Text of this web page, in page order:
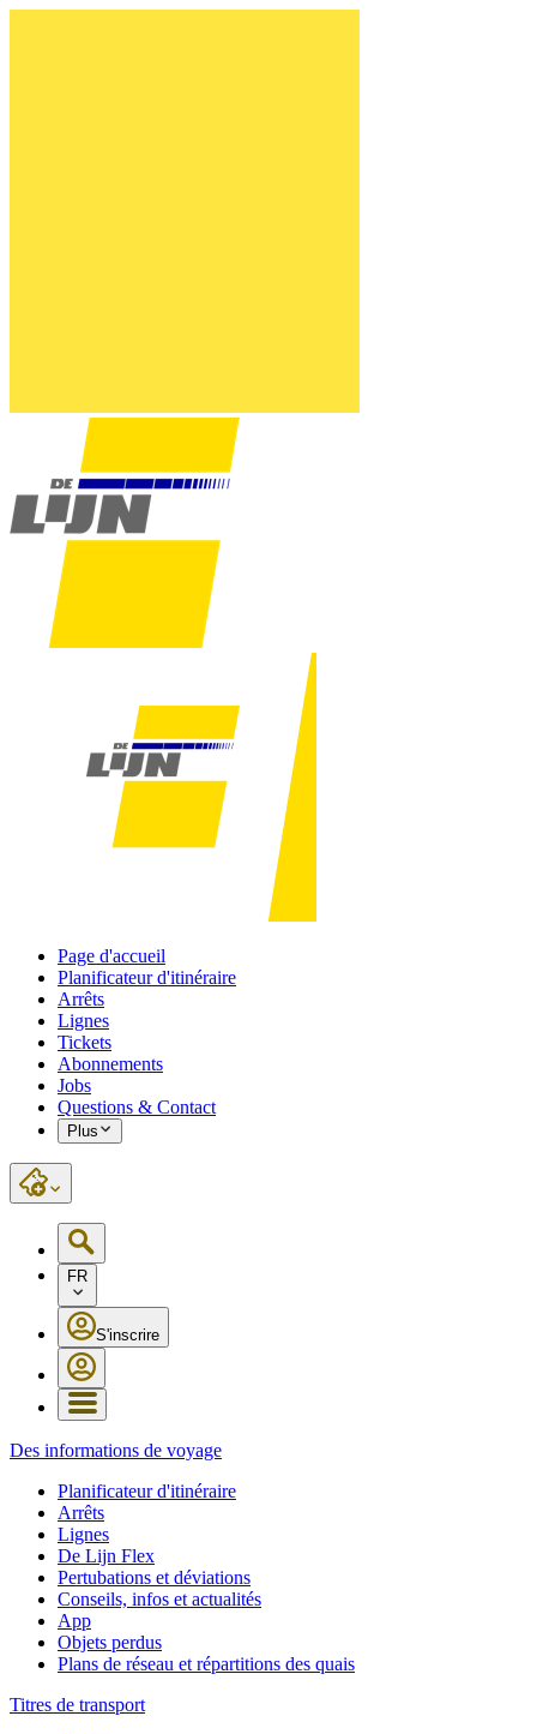
Page d'accueil
Planificateur d'itinéraire
Arrêts
Lignes
Tickets
Abonnements
Jobs
Questions & Contact
Plus
FR
S'inscrire
Des informations de voyage
Planificateur d'itinéraire
Arrêts
Lignes
De Lijn Flex
Pertubations et déviations
Conseils, infos et actualités
App
Objets perdus
Plans de réseau et répartitions des quais
Titres de transport